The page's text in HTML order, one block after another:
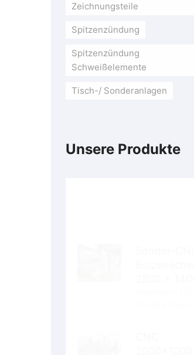
Zeichnungsteile
Spitzenzündung
Spitzenzündung
Schweißelemente
Tisch-/ Sonderanlagen
Unsere Produkte